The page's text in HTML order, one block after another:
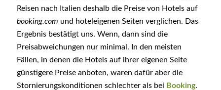
Reisen nach Italien deshalb die Preise von Hotels auf
booking.com und hoteleigenen Seiten verglichen. Das
Ergebnis bestätigt uns. Wenn, dann sind die
Preisabweichungen nur minimal. In den meisten
Fällen, in denen die Hotels auf ihrer eigenen Seite
günstigere Preise anboten, waren dafür aber die
Stornierungskonditionen schlechter als bei Booking.